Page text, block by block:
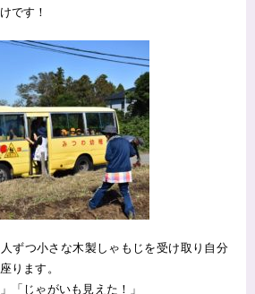
です！
ずつ小さな木製しゃもじを受け取り自分
ります。
「じゃがいも見えた！」